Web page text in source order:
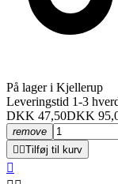
På lager i Kjellerup
Leveringstid 1-3
DKK 47,50DKK
remove
 Tilføj til kurv
